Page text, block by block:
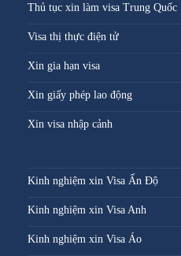
Thủ tục xin làm visa Trung Quốc
Visa thị thực điện tử
Xin gia hạn visa
Xin giấy phép lao động
Xin visa nhập cảnh
Kinh nghiệm xin Visa Ấn Độ
Kinh nghiệm xin Visa Anh
Kinh nghiệm xin Visa Áo